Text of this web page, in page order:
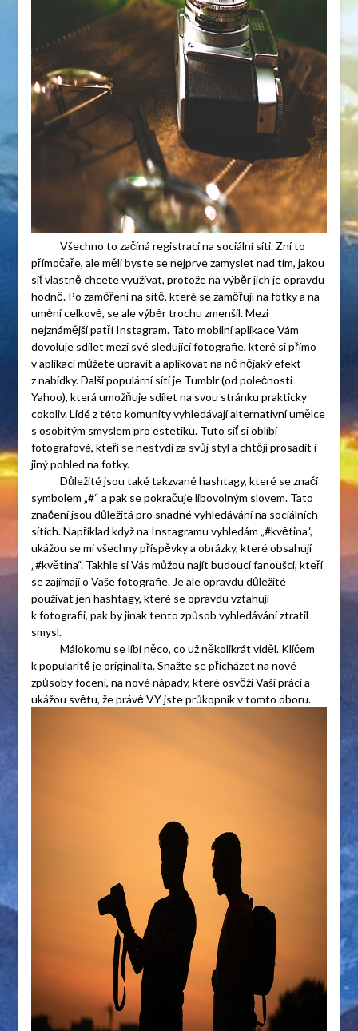
Všechno to začíná registrací na sociální síti. Zní to
přímočaře, ale měli byste se nejprve zamyslet nad tím, jakou
síť vlastně chcete využívat, protože na výběr jich je opravdu
hodně. Po zaměření na sítě, které se zaměřují na fotky a na
umění celkově, se ale výběr trochu zmenšil. Mezi
nejznámější patří Instagram. Tato mobilní aplikace Vám
dovoluje sdílet mezi své sledující fotografie, které si přímo
v aplikaci můžete upravit a aplikovat na ně nějaký efekt
z nabídky. Další populární sítí je Tumblr (od polečnosti
Yahoo), která umožňuje sdílet na svou stránku prakticky
cokoliv. Lidé z této komunity vyhledávají alternativní umělce
s osobitým smyslem pro estetiku. Tuto síť si oblíbí
fotografové, kteří se nestydí za svůj styl a chtějí prosadit i
jiný pohled na fotky.
Důležité jsou také takzvané hashtagy, které se značí
symbolem „#“ a pak se pokračuje libovolným slovem. Tato
značení jsou důležitá pro snadné vyhledávání na sociálních
sítích. Například když na Instagramu vyhledám „#květina“,
ukážou se mi všechny příspěvky a obrázky, které obsahují
„#květina“. Takhle si Vás můžou najít budoucí fanoušci, kteří
se zajímají o Vaše fotografie. Je ale opravdu důležité
používat jen hashtagy, které se opravdu vztahují
k fotografii, pak by jinak tento způsob vyhledávání ztratil
smysl.
Málokomu se líbí něco, co už několikrát viděl. Klíčem
k popularitě je originalita. Snažte se přicházet na nové
způsoby focení, na nové nápady, které osvěží Vaši práci a
ukážou světu, že právě VY jste průkopník v tomto oboru.